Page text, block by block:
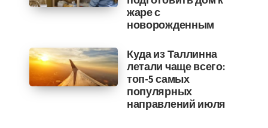
жаре с
новорожденным
Куда из Таллинна
летали чаще всего:
топ-5 самых
популярных
направлений июля